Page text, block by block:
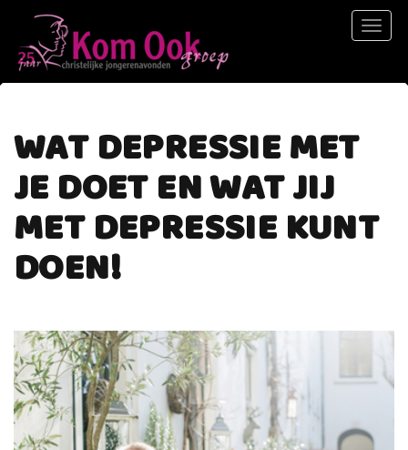
Toggle
WAT DEPRESSIE MET
JE DOET EN WAT JIJ
MET DEPRESSIE KUNT
DOEN!